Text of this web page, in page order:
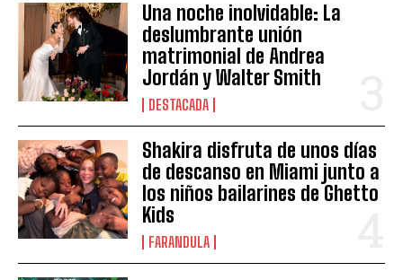
Una noche inolvidable: La
deslumbrante unión
matrimonial de Andrea
Jordán y Walter Smith
DESTACADA
Shakira disfruta de unos días
de descanso en Miami junto a
los niños bailarines de Ghetto
Kids
FARANDULA